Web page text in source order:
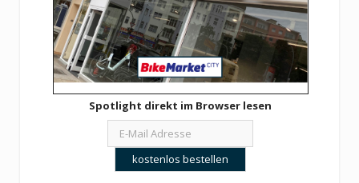
Spotlight direkt im Browser lesen